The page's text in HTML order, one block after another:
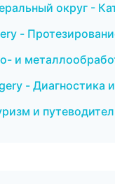
округ -
-
и
- Диагностика
и